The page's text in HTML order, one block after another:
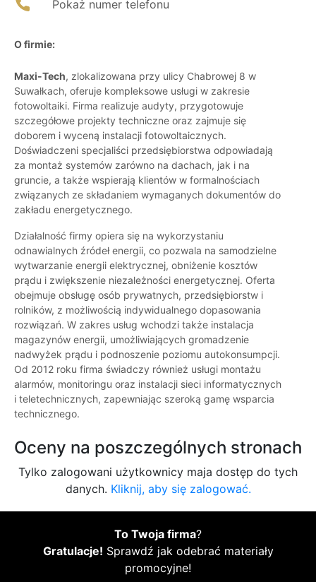
Pokaż numer telefonu
O firmie:
Maxi-Tech, zlokalizowana przy ulicy Chabrowej 8 w
Suwałkach, oferuje kompleksowe usługi w zakresie
fotowoltaiki. Firma realizuje audyty, przygotowuje
szczegółowe projekty techniczne oraz zajmuje się
doborem i wyceną instalacji fotowoltaicznych.
Doświadczeni specjaliści przedsiębiorstwa odpowiadają
za montaż systemów zarówno na dachach, jak i na
gruncie, a także wspierają klientów w formalnościach
związanych ze składaniem wymaganych dokumentów do
zakładu energetycznego.
Działalność firmy opiera się na wykorzystaniu
odnawialnych źródeł energii, co pozwala na samodzielne
wytwarzanie energii elektrycznej, obniżenie kosztów
prądu i zwiększenie niezależności energetycznej. Oferta
obejmuje obsługę osób prywatnych, przedsiębiorstw i
rolników, z możliwością indywidualnego dopasowania
rozwiązań. W zakres usług wchodzi także instalacja
magazynów energii, umożliwiających gromadzenie
nadwyżek prądu i podnoszenie poziomu autokonsumpcji.
Od 2012 roku firma świadczy również usługi montażu
alarmów, monitoringu oraz instalacji sieci informatycznych
i teletechnicznych, zapewniając szeroką gamę wsparcia
technicznego.
Oceny na poszczególnych stronach
Tylko zalogowani użytkownicy maja dostęp do tych
danych. Kliknij, aby się zalogować.
To Twoja firma?
Gratulacje! Sprawdź jak odebrać materiały
promocyjne!